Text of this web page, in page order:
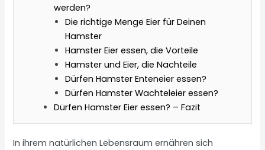
werden?
Die richtige Menge Eier für Deinen
Hamster
Hamster Eier essen, die Vorteile
Hamster und Eier, die Nachteile
Dürfen Hamster Enteneier essen?
Dürfen Hamster Wachteleier essen?
Dürfen Hamster Eier essen? – Fazit
In ihrem natürlichen Lebensraum ernähren sich